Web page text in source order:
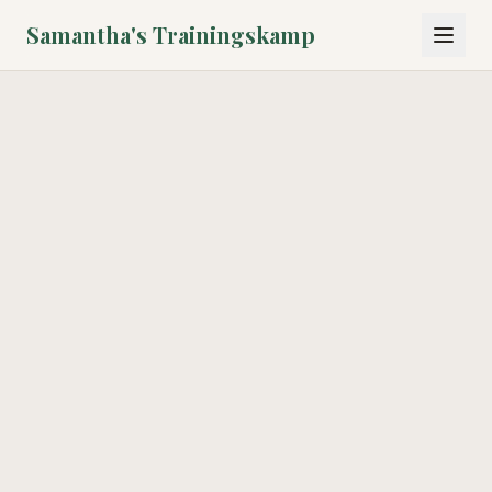
Samantha's Trainingskamp